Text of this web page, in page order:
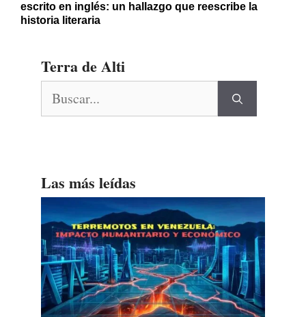
escrito en inglés: un hallazgo que reescribe la
historia literaria
Terra de Alti
Las más leídas